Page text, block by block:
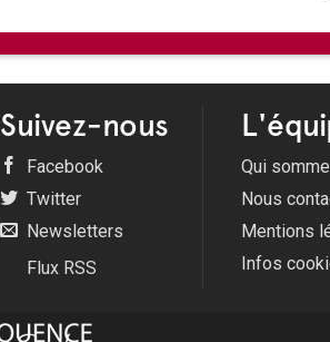
Suivez-nous
Facebook
Twitter
Newsletters
Flux RSS
Qui
Nous
Mentions
Infos